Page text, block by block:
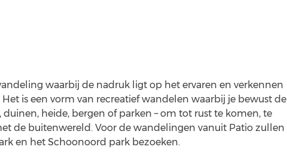
waarbij de nadruk ligt op het ervaren en verkennen
is een vorm van recreatief wandelen waarbij je bewust de
duinen, heide, bergen of parken – om tot rust te komen, te
de buitenwereld. Voor de wandelingen vanuit Patio zullen
en het Schoonoord park bezoeken.